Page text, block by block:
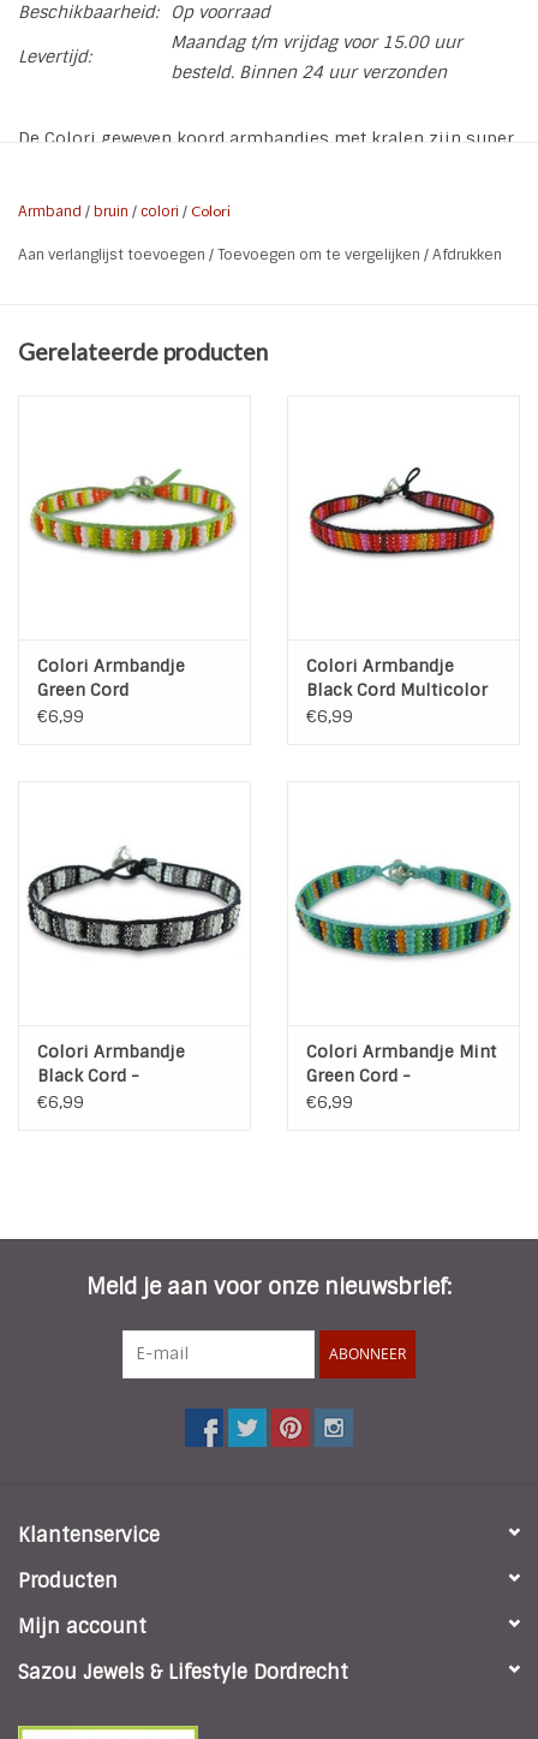
Beschikbaarheid:
Op voorraad
Levertijd:
Maandag t/m vrijdag voor 15.00 uur
besteld. Binnen 24 uur verzonden
De Colori geweven koord armbandjes met kralen zijn super
* Materiaal: Koord | kralen | knoop
Armband /bruin /colori / Colori
Aan verlanglijst toevoegen /Toevoegen om te vergelijken /Afdrukken
Gerelateerde producten
Colori Armbandje
Green Cord
€6,99
Colori Armbandje
Black Cord Multicolor
€6,99
Colori Armbandje
Black Cord -
Black/White
€6,99
Colori Armbandje Mint
Green Cord -
Multicolor
€6,99
Meld je aan voor onze nieuwsbrief:
ABONNEER
Klantenservice
Producten
Mijn account
Sazou Jewels & Lifestyle Dordrecht